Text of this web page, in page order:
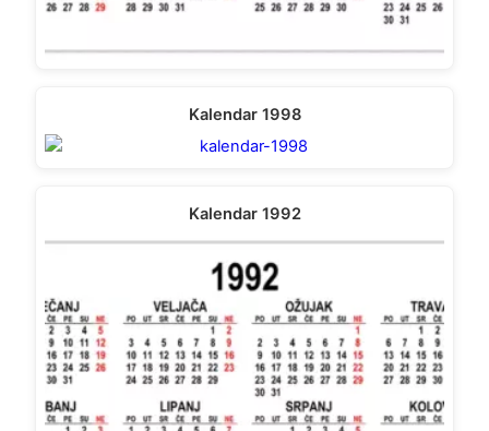
Kalendar 1998
Kalendar 1992